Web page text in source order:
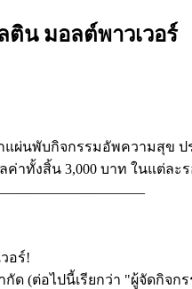
น มอลต์พาวเวอร์
นพับกิจกรรมอัพความสุข
ค่าทั้งสิ้น 3,000 บาท ในแต่ละ
อร์!
กัด (ต่อไปนี้เรียกว่า "ผู้จัดกิจก